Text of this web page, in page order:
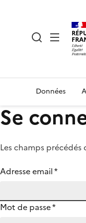
Données
Se
Les champs
Adresse email*
Mot de passe*